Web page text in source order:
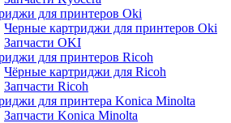
для принтеров Oki
Черные картриджи для принтеров Oki
Запчасти OKI
для принтеров Ricoh
Чёрные картриджи для Ricoh
Запчасти Ricoh
для принтера Konica Minolta
Запчасти Koniсa Minolta